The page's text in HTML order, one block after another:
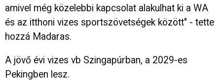
amivel még közelebbi kapcsolat alakulhat ki a WA
és az itthoni vizes sportszövetségek között" - tette
hozzá Madaras.
A jövő évi vizes vb Szingapúrban, a 2029-es
Pekingben lesz.